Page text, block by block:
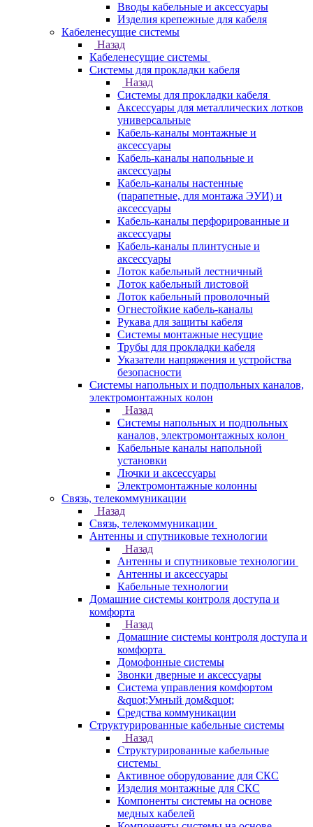
Вводы кабельные и аксессуары
Изделия крепежные для кабеля
Кабеленесущие системы
Назад
Кабеленесущие системы
Системы для прокладки кабеля
Назад
Системы для прокладки кабеля
Аксессуары для металлических лотков
универсальные
Кабель-каналы монтажные и
аксессуары
Кабель-каналы напольные и
аксессуары
Кабель-каналы настенные
(парапетные, для монтажа ЭУИ) и
аксессуары
Кабель-каналы перфорированные и
аксессуары
Кабель-каналы плинтусные и
аксессуары
Лоток кабельный лестничный
Лоток кабельный листовой
Лоток кабельный проволочный
Огнестойкие кабель-каналы
Рукава для защиты кабеля
Системы монтажные несущие
Трубы для прокладки кабеля
Указатели напряжения и устройства
безопасности
Системы напольных и подпольных каналов,
электромонтажных колон
Назад
Системы напольных и подпольных
каналов, электромонтажных колон
Кабельные каналы напольной
установки
Лючки и аксессуары
Электромонтажные колонны
Связь, телекоммуникации
Назад
Связь, телекоммуникации
Антенны и спутниковые технологии
Назад
Антенны и спутниковые технологии
Антенны и аксессуары
Кабельные технологии
Домашние системы контроля доступа и
комфорта
Назад
Домашние системы контроля доступа и
комфорта
Домофонные системы
Звонки дверные и аксессуары
Система управления комфортом
&quot;Умный дом&quot;
Средства коммуникации
Структурированные кабельные системы
Назад
Структурированные кабельные
системы
Активное оборудование для СКС
Изделия монтажные для СКС
Компоненты системы на основе
медных кабелей